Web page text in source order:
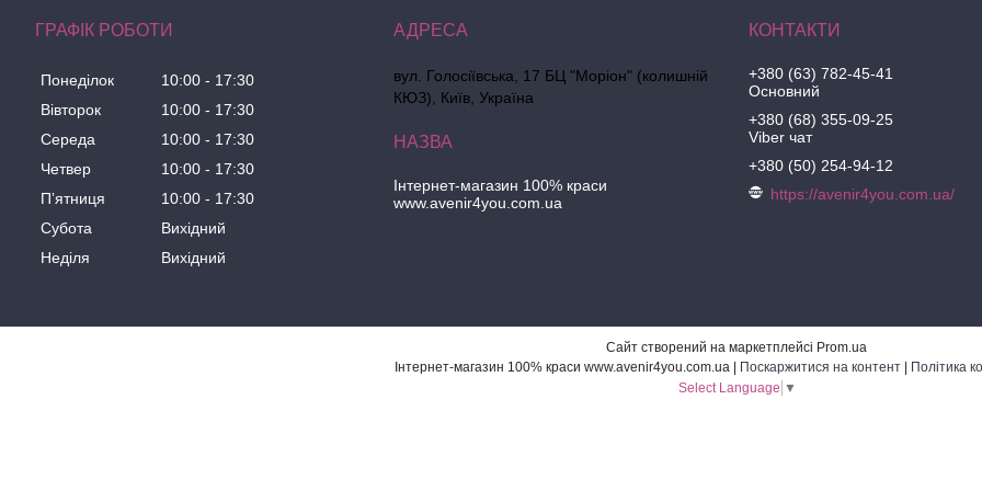
ГРАФІК РОБОТИ
Понеділок 10:00
17:30
Вівторок
10:00
17:30
Середа
10:00
17:30
Четвер
10:00
17:30
Пʼятниця
10:00
17:30
Субота
Вихідний
Неділя
Вихідний
вул. Голосіївська, 17 БЦ "Моріон" (колишній
КЮЗ), Київ, Україна
Інтернет-магазин 100% краси
www.avenir4you.com.ua
+380 (63) 782-45-41
Основний
+380 (68) 355-09-25
Viber чат
+380 (50) 254-94-12
https://avenir4you.com.ua/
Сайт створений на маркетплейсі Prom.ua
Поскаржитися на контент
Політика
Select Language ▼